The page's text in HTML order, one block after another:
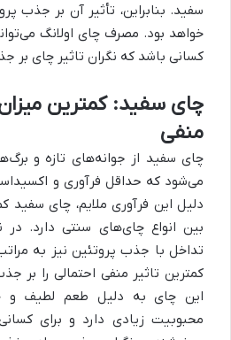
سفید. بنابراین، تأثیر آن بر جذب
خواهد بود. مصرف چای اولانگ
کسانی باشد که نگران تاثیر چای بر
چای سفید: کمترین میزان
منفی
چای سفید از جوانه‌های تازه و
می‌شود که حداقل فرآوری و
دلیل این فرآوری ملایم، چای سفید
بین انواع چای‌های سنتی دارد. در
تداخل با جذب پروتئین نیز به
کمترین تاثیر منفی احتمالی را بر
این چای به دلیل طعم لطیف و
محبوبیت زیادی دارد و برای